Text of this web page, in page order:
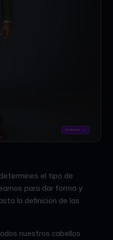
el tipo de
para dar forma y
la definición de las
nuestros cabellos